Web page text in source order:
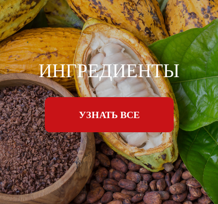
ИНГРЕДИЕНТЫ
УЗНАТЬ ВСЕ